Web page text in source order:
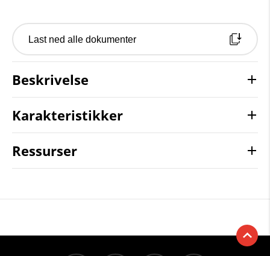
Last ned alle dokumenter
Beskrivelse
Karakteristikker
Ressurser